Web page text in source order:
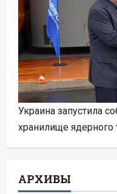
Украина запустила
хранилище ядерного
АРХИВЫ